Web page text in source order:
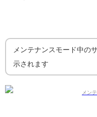
メンテナンスモード中の
示されます